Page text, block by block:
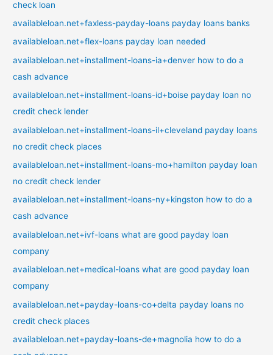
check loan
availableloan.net+faxless-payday-loans payday loans banks
availableloan.net+flex-loans payday loan needed
availableloan.net+installment-loans-ia+denver how to do a
cash advance
availableloan.net+installment-loans-id+boise payday loan no
credit check lender
availableloan.net+installment-loans-il+cleveland payday loans
no credit check places
availableloan.net+installment-loans-mo+hamilton payday loan
no credit check lender
availableloan.net+installment-loans-ny+kingston how to do a
cash advance
availableloan.net+ivf-loans what are good payday loan
company
availableloan.net+medical-loans what are good payday loan
company
availableloan.net+payday-loans-co+delta payday loans no
credit check places
availableloan.net+payday-loans-de+magnolia how to do a